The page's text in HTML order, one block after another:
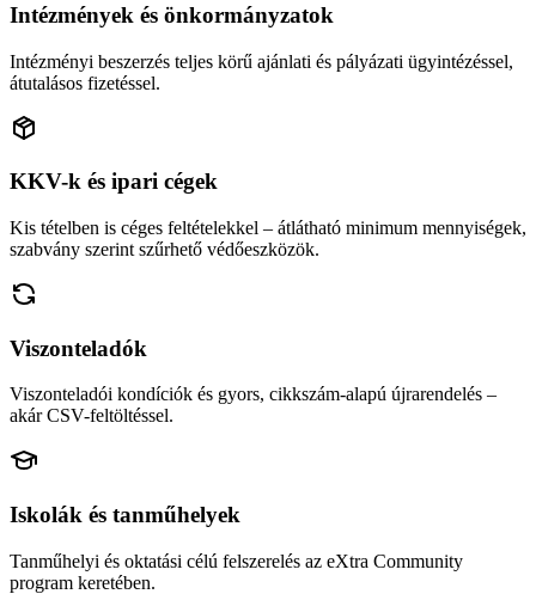
Intézmények és önkormányzatok
Intézményi beszerzés teljes körű ajánlati és pályázati ügyintézéssel,
átutalásos fizetéssel.
KKV-k és ipari cégek
Kis tételben is céges feltételekkel – átlátható minimum mennyiségek,
szabvány szerint szűrhető védőeszközök.
Viszonteladók
Viszonteladói kondíciók és gyors, cikkszám-alapú újrarendelés –
akár CSV-feltöltéssel.
Iskolák és tanműhelyek
Tanműhelyi és oktatási célú felszerelés az eXtra Community
program keretében.